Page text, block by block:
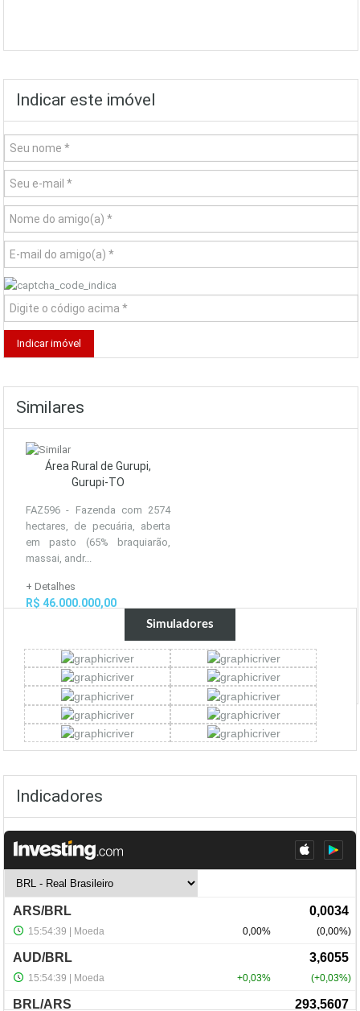
Indicar este imóvel
Similares
Área Rural de Gurupi,
Gurupi-TO
FAZ596 - Fazenda com 2574
hectares, de pecuária, aberta
em pasto (65% braquiarão,
massai, andr...
+ Detalhes
R$ 46.000.000,00
Simuladores
Indicadores
NewsLetter